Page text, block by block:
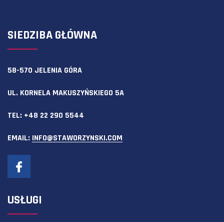
SIEDZIBA GŁÓWNA
58-570 JELENIA GÓRA
UL. KORNELA MAKUSZYŃSKIEGO 5A
TEL: +48 22 290 5544
EMAIL: INFO@STAWORZYNSKI.COM
USŁUGI